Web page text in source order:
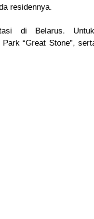
residennya.
di Belarus. Untuk
“Great Stone”,